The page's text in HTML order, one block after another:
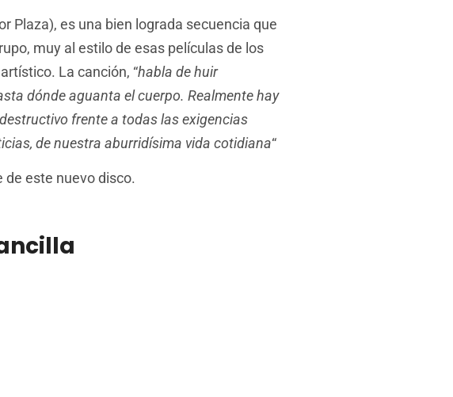
Plaza), es una bien lograda secuencia que
muy al estilo de esas películas de los
La canción, “habla de huir
dónde aguanta el cuerpo. Realmente hay
frente a todas las exigencias
de nuestra aburridísima vida cotidiana“
de este nuevo disco.